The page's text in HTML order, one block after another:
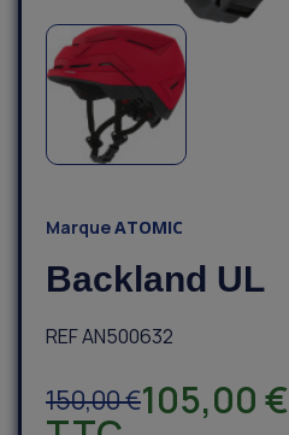
MarqueATOMIC
Backland UL
REF AN500632
150,00 €105,00 €